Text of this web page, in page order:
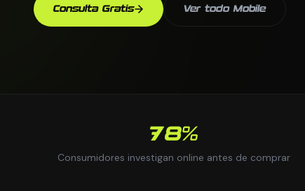
Consulta Gratis Ver todo Mobile
78%
Consumidores investigan online antes de comprar